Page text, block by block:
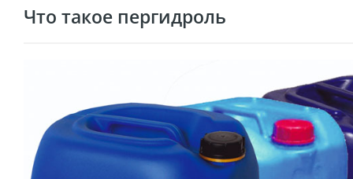
Что такое пергидроль